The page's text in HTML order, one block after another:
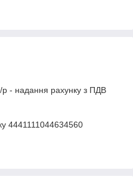
р - надання рахунку з ПДВ
4441111044634560